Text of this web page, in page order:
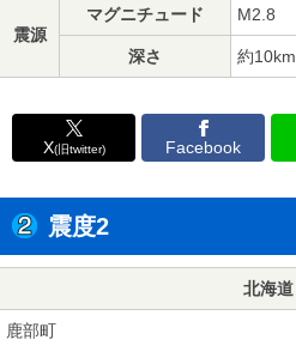
震源
マグニチュード M2.8
深さ 約10km
X(旧twitter) Facebook
震度2
北海道
鹿部町